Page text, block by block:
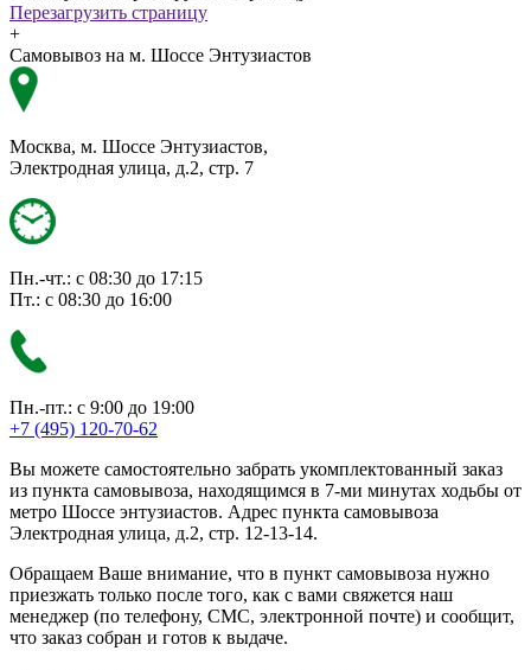
Перезагрузить страницу
+
Самовывоз на м. Шоссе Энтузиастов
Москва, м. Шоссе Энтузиастов,
Электродная улица, д.2, стр. 7
Пн.-чт.: с 08:30 до 17:15
Пт.: с 08:30 до 16:00
Пн.-пт.: с 9:00 до 19:00
+7 (495) 120-70-62
Вы можете самостоятельно забрать укомплектованный заказ
из пункта самовывоза, находящимся в 7-ми минутах ходьбы от
метро Шоссе энтузиастов. Адрес пункта самовывоза
Электродная улица, д.2, стр. 12-13-14.
Обращаем Ваше внимание, что в пункт самовывоза нужно
приезжать только после того, как с вами свяжется наш
менеджер (по телефону, СМС, электронной почте) и сообщит,
что заказ собран и готов к выдаче.